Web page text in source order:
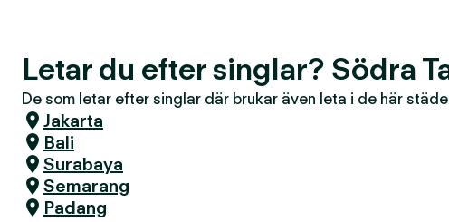
Letar du efter singlar? Södra
De som letar efter singlar där brukar även leta i de här
Jakarta
Bali
Surabaya
Semarang
Padang